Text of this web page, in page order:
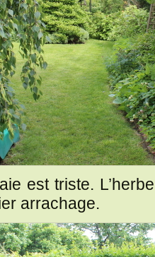
est triste.
arrachage.